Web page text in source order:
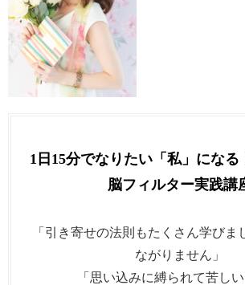
1日15分でなりたい「私」になる
脳フィルター実践講
「引き寄せの法則もたくさん学びま
ながりません」
「思い込みに縛られて苦しい